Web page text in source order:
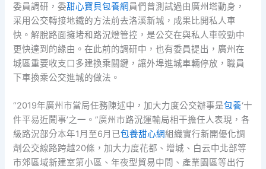
委員調研，委甜心寶貝包養網 員們曾測試過由廣州塔動身，
采用公交轉接地鐵的方法前去洛溪新城，成果比開私人車
快。解脫路面擁堵和路況燈管控，是公交在與私人車較勁中
更快達到的緣由。在此前的調研中，也有委員提出，廣州在
城區重要收支口多建換乘關鍵，讓外埠進城車輛停放，職員
下車換乘公交進城的做法。
“2019年廣州市當局任務陳述中，加大力度公交辦事是包養‘十
件平易近鬧事’之一。”廣州市路況運輸局相干擔任人表現，各
級路況部分本年1月至6月已包養甜心網組織實行新開優化調
劑公交線路跨越20條，加大力度花都、增城、白云中北部等
市郊區域新建室第小區、年夜型貿易中間、產業園區等出行